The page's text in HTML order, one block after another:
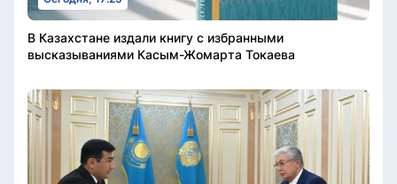
В Казахстане издали книгу с избранными
высказываниями Касым-Жомарта Токаева